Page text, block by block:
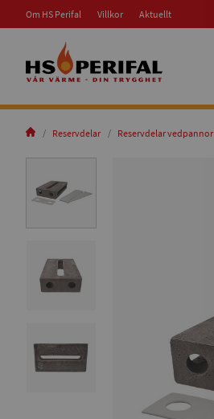
Om HS Perifal Villkor Aktuellt
Reservdelar Reservdelar vedpannor